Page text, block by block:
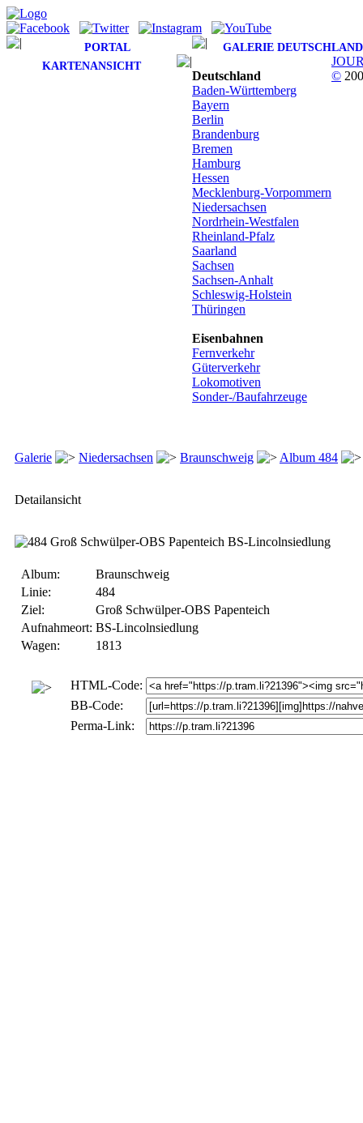
PORTAL
GALERIE DEUTSCHLAND
KARTENANSICHT
Deutschland
Baden-Württemberg
Bayern
Berlin
Brandenburg
Bremen
Hamburg
Hessen
Mecklenburg-Vorpommern
Niedersachsen
Nordrhein-Westfalen
Rheinland-Pfalz
Saarland
Sachsen
Sachsen-Anhalt
Schleswig-Holstein
Thüringen
Eisenbahnen
Fernverkehr
Güterverkehr
Lokomotiven
Sonder-/Baufahrzeuge
Galerie Niedersachsen Braunschweig Album 484
Detailansicht
Album:
Braunschweig
Linie:
484
Ziel:
Groß Schwülper-OBS Papenteich
Aufnahmeort: BS-Lincolnsiedlung
Wagen:
1813
HTML-Code:
BB-Code:
Perma-Link:
©